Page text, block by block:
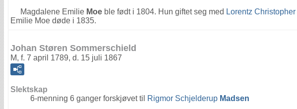
Magdalene Emilie Moe ble født i 1804. Hun giftet seg med Lorentz Christopher
Emilie Moe døde i 1835.
Johan Støren Sommerschield
M, f. 7 april 1789, d. 15 juli 1867
Slektskap
6-menning 6 ganger forskjøvet til
Rigmor Schjelderup Madsen